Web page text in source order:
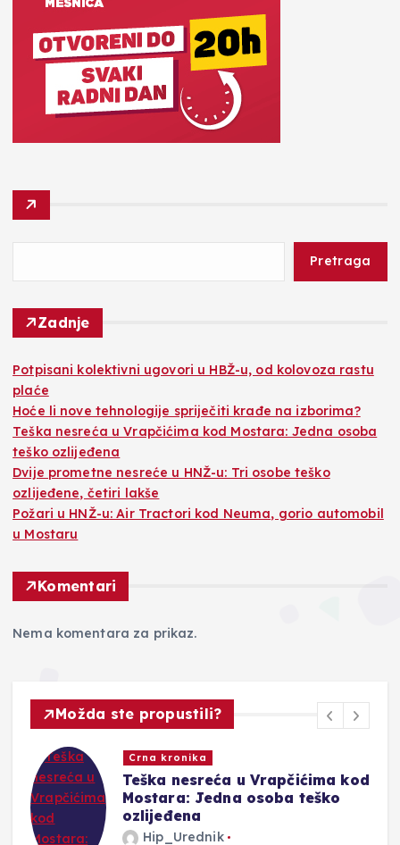
Pretraga
Zadnje
Potpisani kolektivni ugovori u HBŽ-u, od kolovoza rastu
plaće
Hoće li nove tehnologije spriječiti krađe na izborima?
Teška nesreća u Vrapčićima kod Mostara: Jedna osoba
teško ozlijeđena
Dvije prometne nesreće u HNŽ-u: Tri osobe teško
ozlijeđene, četiri lakše
Požari u HNŽ-u: Air Tractori kod Neuma, gorio automobil
u Mostaru
Komentari
Nema komentara za prikaz.
Možda ste propustili?
Crna kronika
Teška nesreća u Vrapčićima kod
Mostara: Jedna osoba teško
ozlijeđena
Hip_Urednik